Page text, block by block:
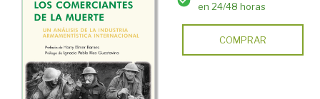
en 24/48 horas
COMPRAR